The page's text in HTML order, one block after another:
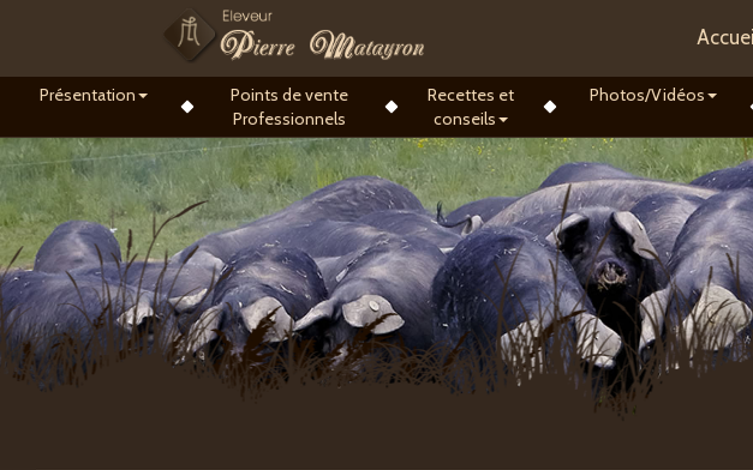
Présentation
Points de vente
Professionnels
Recettes et
conseils
Photos/Vidéos